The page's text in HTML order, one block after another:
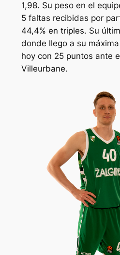
1,98. Su peso en el
5 faltas recibidas por
44,4% en triples. Su
donde llego a su
hoy con 25 puntos ante
Villeurbane.